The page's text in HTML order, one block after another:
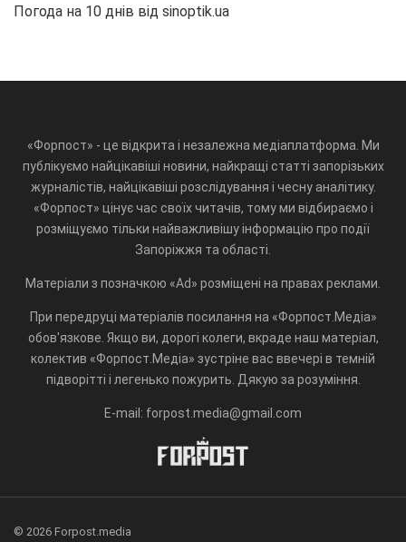
Погода на 10 днів від sinoptik.ua
«Форпост» - це відкрита і незалежна медіаплатформа. Ми
публікуємо найцікавіші новини, найкращі статті запорізьких
журналістів, найцікавіші розслідування і чесну аналітику.
«Форпост» цінує час своїх читачів, тому ми відбираємо і
розміщуємо тільки найважливішу інформацію про події
Запоріжжя та області.
Матеріали з позначкою «Ad» розміщені на правах реклами.
При передруці матеріалів посилання на «Форпост.Медіа»
обов'язкове. Якщо ви, дорогі колеги, вкраде наш матеріал,
колектив «Форпост.Медіа» зустріне вас ввечері в темній
підворітті і легенько пожурить. Дякую за розуміння.
E-mail: forpost.media@gmail.com
© 2026 Forpost.media